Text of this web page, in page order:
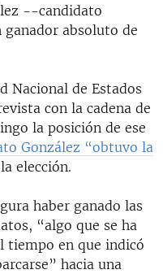
--candidato
absoluto de
Nacional de Estados
con la cadena de
la posición de ese
González “obtuvo la
elección.
haber ganado las
“algo que se ha
tiempo en que indicó
hacia una